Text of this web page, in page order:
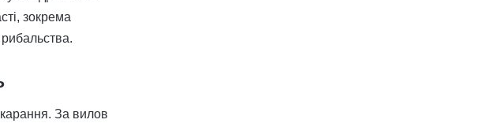
зокрема
За вилов